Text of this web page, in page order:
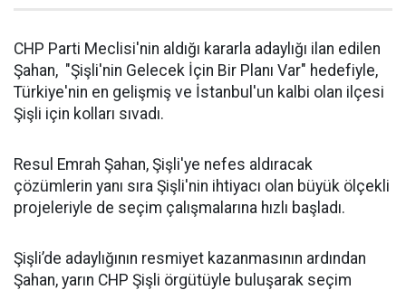
CHP Parti Meclisi'nin aldığı kararla adaylığı ilan edilen
Şahan, "Şişli'nin Gelecek İçin Bir Planı Var" hedefiyle,
Türkiye'nin en gelişmiş ve İstanbul'un kalbi olan ilçesi
Şişli için kolları sıvadı.
Resul Emrah Şahan, Şişli'ye nefes aldıracak
çözümlerin yanı sıra Şişli'nin ihtiyacı olan büyük ölçekli
projeleriyle de seçim çalışmalarına hızlı başladı.
Şişli’de adaylığının resmiyet kazanmasının ardından
Şahan, yarın CHP Şişli örgütüyle buluşarak seçim